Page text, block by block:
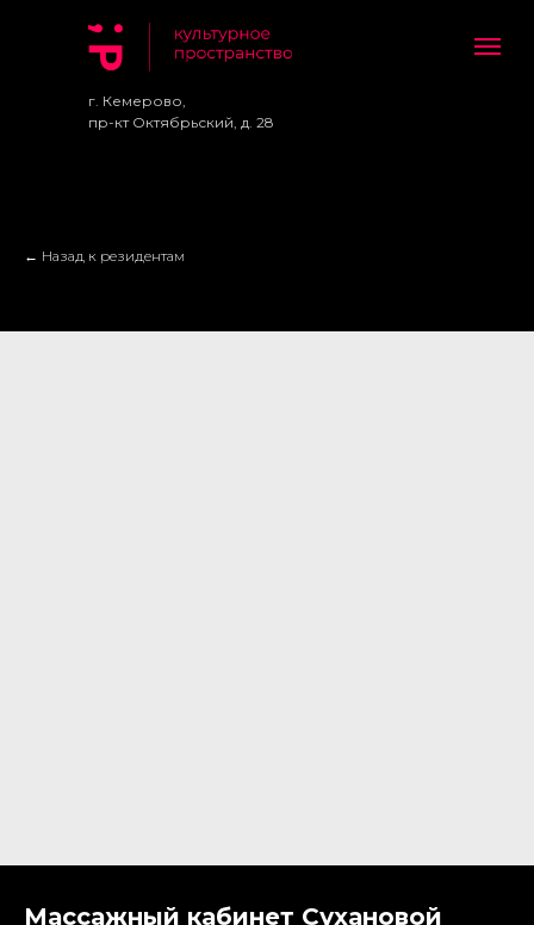
г. Кемерово,
пр-кт Октябрьский, д. 28
← Назад к резидентам
Массажный кабинет Сухановой